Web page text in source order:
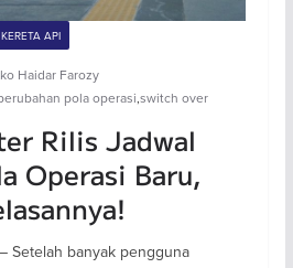
KERETA API
Haidar Farozy
pola operasi,switch over
Rilis Jadwal
Operasi Baru,
Setelah banyak pengguna